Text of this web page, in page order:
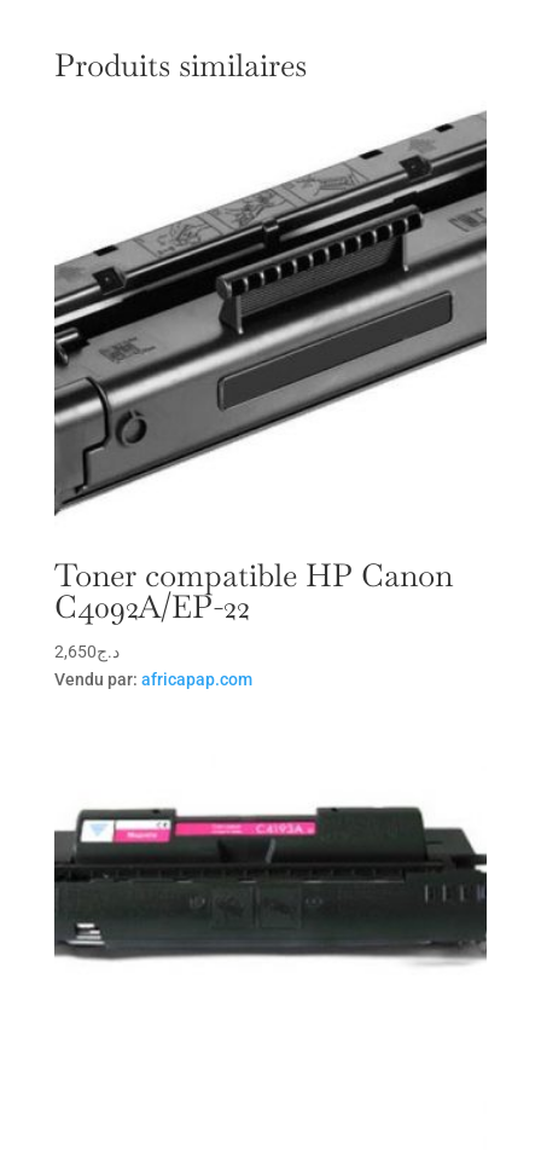
Produits similaires
Toner compatible HP Canon
C4092A/EP-22
د.ج2,650
Vendu par: africapap.com